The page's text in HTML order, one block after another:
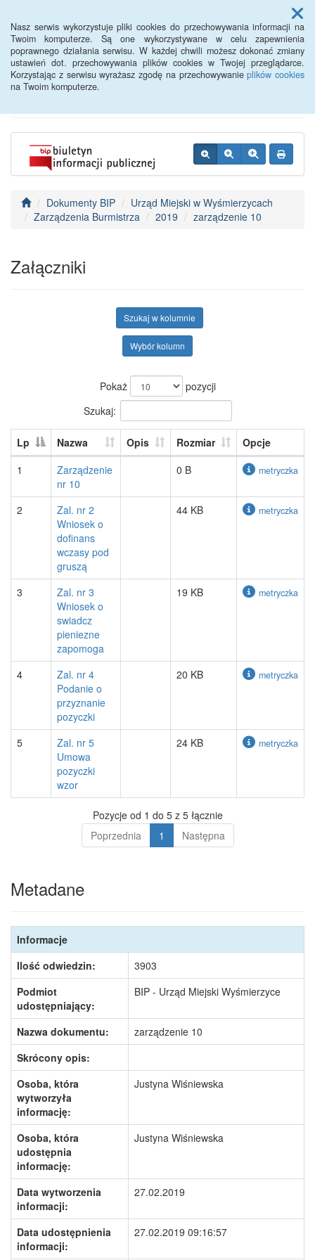
Nasz serwis wykorzystuje pliki cookies do przechowywania informacji na
Twoim komputerze. Są one wykorzystywane w celu zapewnienia
poprawnego działania serwisu. W każdej chwili możesz dokonać zmiany
ustawień dot. przechowywania plików cookies w Twojej przeglądarce.
Korzystając z serwisu wyrażasz zgodę na przechowywanieplików cookies
na Twoim komputerze.
Menu
BIP - Urząd Miejski
Wyśmierzyce
Dokumenty BIP
Urząd Miejski w Wyśmierzycach
Zarządzenia Burmistrza
2019 zarządzenie 10
Załączniki
Szukaj w kolumnie
Wybór kolumn
Pokaż
pozycji
Szukaj:
Lp Nazwa Opis Rozmiar
Opcje
1
Zarządzenie
nr 10
0 B metryczka
2
Zal. nr 2
Wniosek o
dofinans
wczasy pod
gruszą
44 KB metryczka
3
Zal. nr 3
Wniosek o
swiadcz
pieniezne
zapomoga
19 KB metryczka
4
Zal. nr 4
Podanie o
przyznanie
pozyczki
20 KB metryczka
5
Zal. nr 5
Umowa
pozyczki
wzor
24 KB metryczka
Pozycje od 1 do 5 z 5 łącznie
Poprzednia
1 Następna
Metadane
Informacje
Ilość odwiedzin:
3903
Podmiot
udostępniający:
BIP - Urząd Miejski Wyśmierzyce
Nazwa dokumentu:
zarządzenie 10
Skrócony opis:
Osoba, która
wytworzyła
informację:
Justyna Wiśniewska
Osoba, która
udostępnia
informację:
Justyna Wiśniewska
Data wytworzenia
informacji:
27.02.2019
Data udostępnienia
informacji:
27.02.2019 09:16:57